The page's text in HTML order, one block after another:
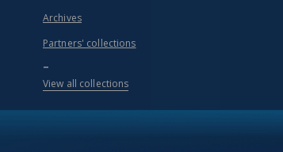
Archives
Partners' collections
...
View all collections